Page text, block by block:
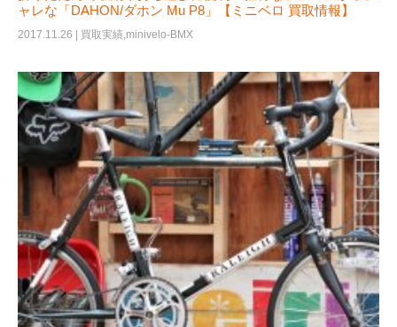
ャレな「DAHON/ダホン Mu P8」【ミニベロ 買取情報】
2017.11.26 | 買取実績,minivelo-BMX